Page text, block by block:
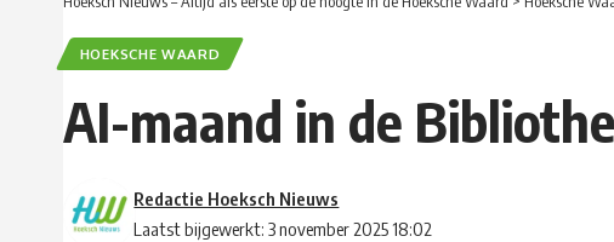
HOEKSCHE WAARD
AI-maand in de
Laatst bijgewerkt: 3 november 2025 18:02
Redactie Hoeksch Nieuws